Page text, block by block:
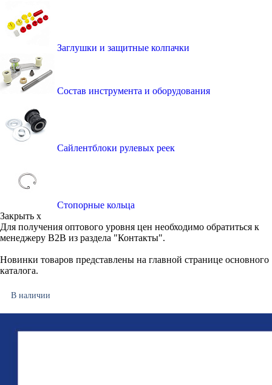
Заглушки и защитные колпачки
Состав инструмента и оборудования
Сайлентблоки рулевых реек
Стопорные кольца
Закрыть x
Для получения оптового уровня цен необходимо обратиться к
менеджеру B2B из раздела "Контакты".
Новинки товаров представлены на главной странице основного
каталога.
В наличии